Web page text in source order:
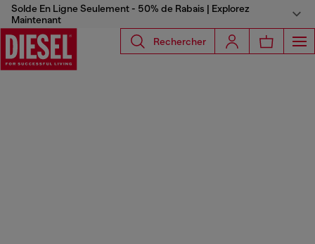
Solde En Ligne Seulement - 50% de Rabais | Explorez
Maintenant
Rechercher